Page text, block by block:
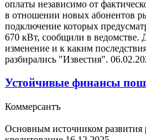
оплаты независимо от
в отношении новых абонентов
подключение которых
670 кВт, сообщили в ведомстве.
изменение и к каким
разбирались "Известия".
Устойчивые финансы
Коммерсантъ
Основным источником развития